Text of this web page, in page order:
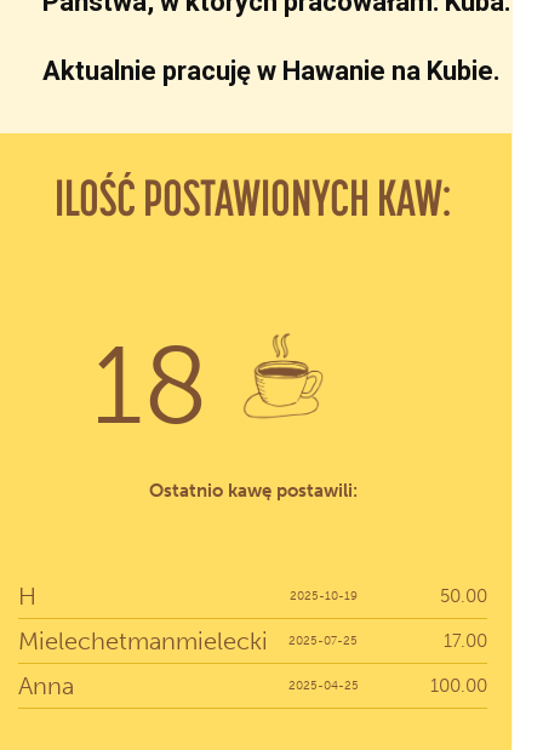
Aktualnie pracuję w Hawanie na Kubie.
ILOŚĆ POSTAWIONYCH KAW:
18
Ostatnio kawę postawili:
H 2025-10-19 50.00
Mielechetmanmielecki 2025-07-25 17.00
Anna 2025-04-25 100.00